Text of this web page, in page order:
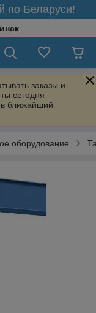
по Беларуси!
заказы и
сегодня
ближайший
оборудование